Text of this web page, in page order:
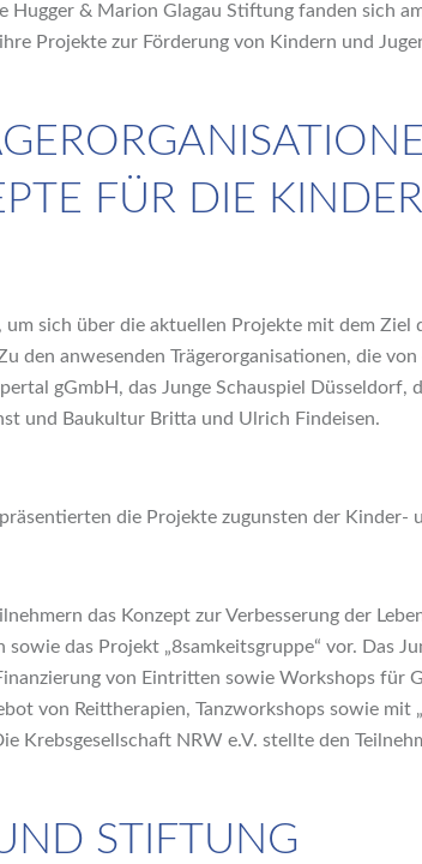
Hugger & Marion Glagau Stiftung fanden sich
Projekte zur Förderung von Kindern und
FÜR DIE
sich über die aktuellen Projekte mit dem Ziel
den anwesenden Trägerorganisationen, die
gGmbH, das Junge Schauspiel Düsseldorf,
und Baukultur Britta und Ulrich Findeisen.
die Projekte zugunsten der Kinder-
das Konzept zur Verbesserung der
das Projekt „8samkeitsgruppe“ vor. Das
von Eintritten sowie Workshops für
von Reittherapien, Tanzworkshops sowie mit
Krebsgesellschaft NRW e.V. stellte den
STIFTUNG